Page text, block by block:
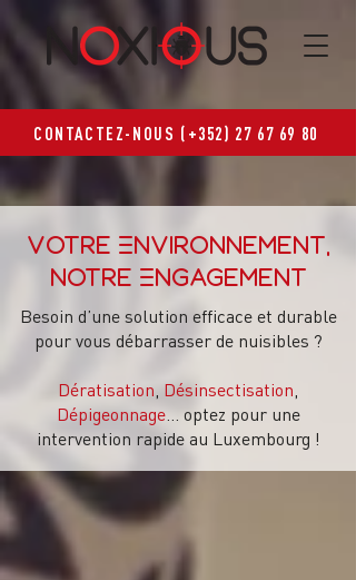
CONTACTEZ-NOUS (+352) 27 67 69 80
Votre Environnement,
Notre Engagement
Besoin d’une solution efficace et durable
pour vous débarrasser de nuisibles ?
Dératisation Désinsectisation
Dépigeonnage… optez pour une
intervention rapide au Luxembourg !